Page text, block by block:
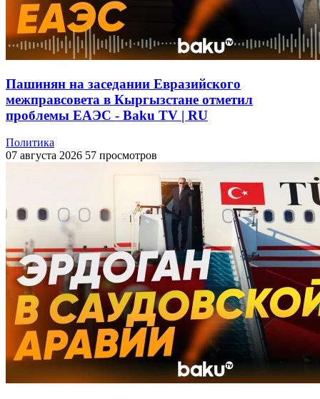
Пашинян на заседании Евразийского
межправсовета в Кыргызстане отметил
проблемы ЕАЭС - Baku TV | RU
Политика
07 августа 2026 57 просмотров